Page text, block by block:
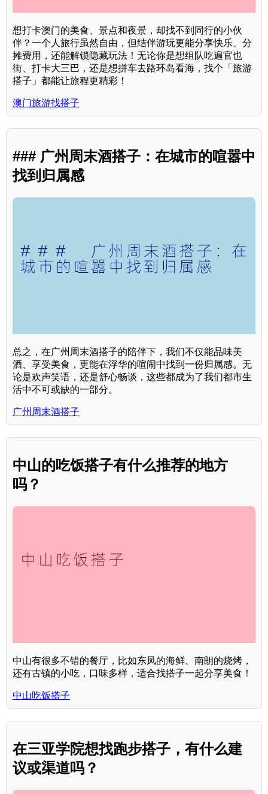
想打卡澳门的美食、景点和夜景，却找不到同行的小伙
伴？一个人旅行虽然自由，但结伴游玩更能分享快乐、分
摊费用，还能解锁隐藏玩法！无论你是想组队吃遍官也
街、打卡大三巴，还是想拼车去路环岛看海，找个「旅游
搭子」都能让旅程更精彩！
澳门旅游找搭子
### 广州周末酒搭子：在城市的喧嚣中
找到归属感
总之，在广州周末酒搭子的陪伴下，我们不仅能品味美
酒、享受美食，更能在浮华的喧闹中找到一份归属感。无
论是欢声笑语，还是舒心畅谈，这些都成为了我们都市生
活中不可或缺的一部分。
广州周末酒搭子
中山的吃饭搭子有什么推荐的地方
吗？
中山有很多不错的餐厅，比如东凤的海鲜、南朗的烧烤，
还有古镇的小吃，口味多样，适合找搭子一起分享美食！
中山吃饭搭子
在三亚学院想找跑步搭子，有什么建
议或渠道吗？